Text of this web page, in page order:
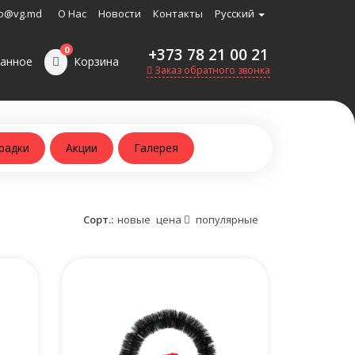
О Нас Новости Контакты Русский
Корзина
0 +373 78 21 00 21
Заказ обратного звонка
Акции Галерея
Сорт.: новые цена популярные